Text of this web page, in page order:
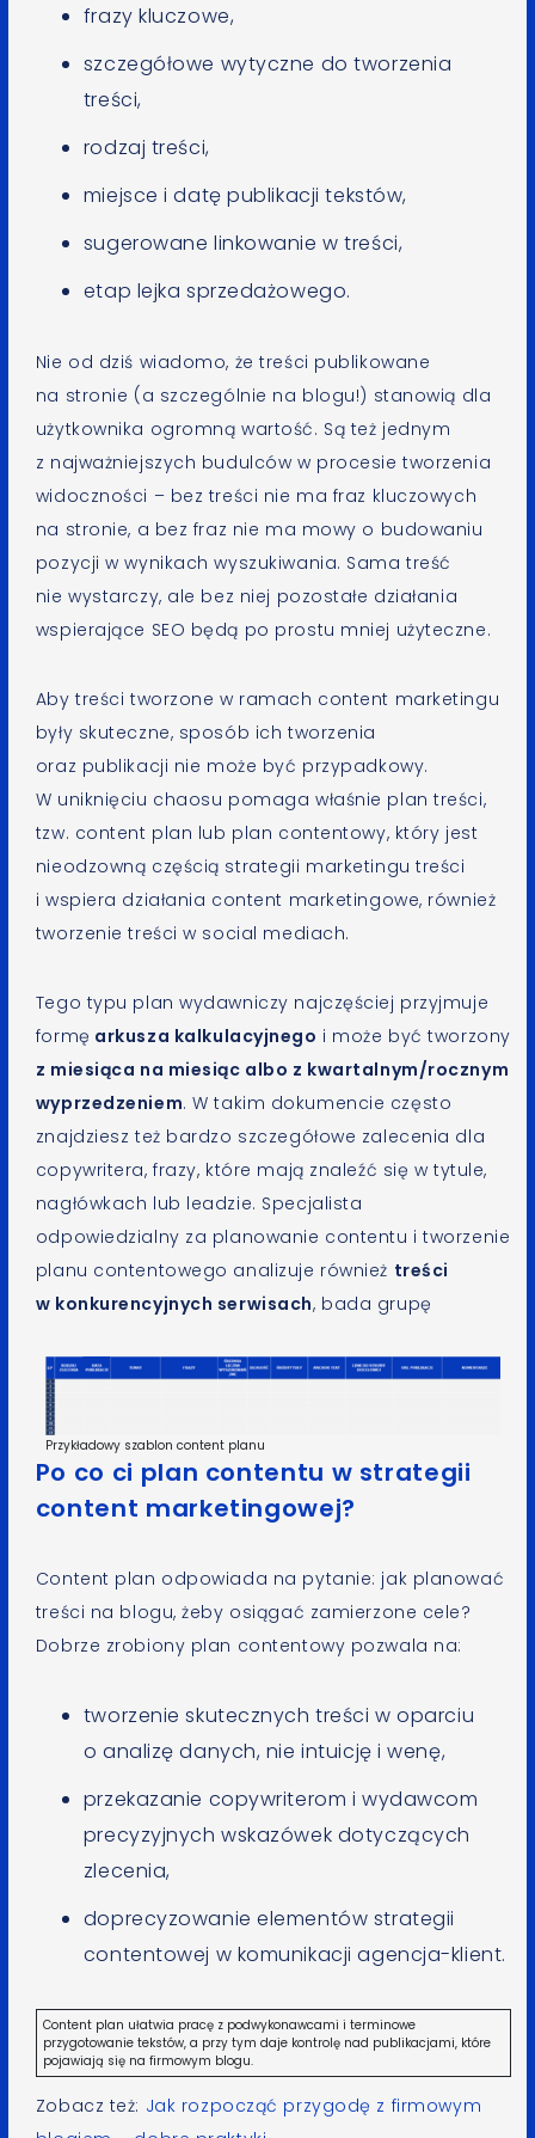
frazy kluczowe,
szczegółowe wytyczne do tworzenia
treści,
rodzaj treści,
miejsce i datę publikacji tekstów,
sugerowane linkowanie w treści,
etap lejka sprzedażowego.
Nie od dziś wiadomo, że treści publikowane
na stronie (a szczególnie na blogu!) stanowią dla
użytkownika ogromną wartość. Są też jednym
z najważniejszych budulców w procesie tworzenia
widoczności – bez treści nie ma fraz kluczowych
na stronie, a bez fraz nie ma mowy o budowaniu
pozycji w wynikach wyszukiwania. Sama treść
nie wystarczy, ale bez niej pozostałe działania
wspierające SEO będą po prostu mniej użyteczne.
Aby treści tworzone w ramach content marketingu
były skuteczne, sposób ich tworzenia
oraz publikacji nie może być przypadkowy.
W uniknięciu chaosu pomaga właśnie plan treści,
tzw. content plan lub plan contentowy, który jest
nieodzowną częścią strategii marketingu treści
i wspiera działania content marketingowe, również
tworzenie treści w social mediach.
Tego typu plan wydawniczy najczęściej przyjmuje
formę arkusza kalkulacyjnego i może być tworzony
z miesiąca na miesiąc albo z kwartalnym/rocznym
wyprzedzeniem. W takim dokumencie często
znajdziesz też bardzo szczegółowe zalecenia dla
copywritera, frazy, które mają znaleźć się w tytule,
nagłówkach lub leadzie. Specjalista
odpowiedzialny za planowanie contentu i tworzenie
planu contentowego analizuje również treści
w konkurencyjnych serwisach, bada grupę
Przykładowy szablon content planu
Po co ci plan contentu w strategii
content marketingowej?
Content plan odpowiada na pytanie: jak planować
treści na blogu, żeby osiągać zamierzone cele?
Dobrze zrobiony plan contentowy pozwala na:
tworzenie skutecznych treści w oparciu
o analizę danych, nie intuicję i wenę,
przekazanie copywriterom i wydawcom
precyzyjnych wskazówek dotyczących
zlecenia,
doprecyzowanie elementów strategii
contentowej w komunikacji agencja-klient.
Content plan ułatwia pracę z podwykonawcami i terminowe
przygotowanie tekstów, a przy tym daje kontrolę nad publikacjami, które
pojawiają się na firmowym blogu.
Zobacz też: Jak rozpocząć przygodę z firmowym